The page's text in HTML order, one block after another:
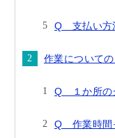
Q 支払い方
作業について
Q １か所の
Q 作業時間